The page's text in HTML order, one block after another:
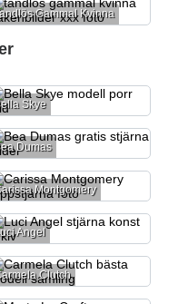
Gammal Kvinna
Skye
Dumas
Montgomery
Angel
Clutch